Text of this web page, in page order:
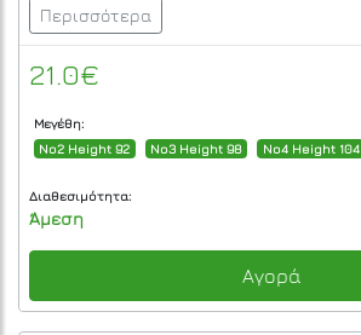
Περισσότερα
21.0€
Μεγέθη:
No2 Height 92
No3 Height 98 No4 Height 104
Διαθεσιμότητα:
Άμεση
Αγορά